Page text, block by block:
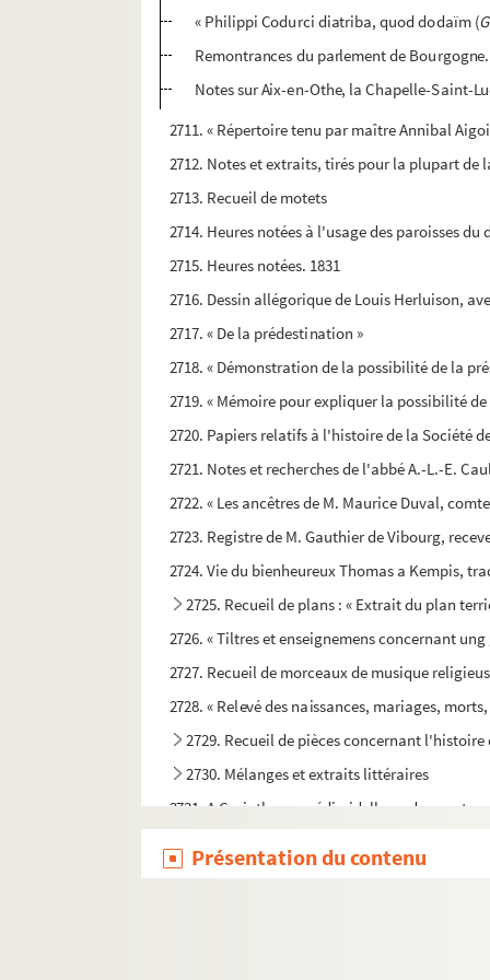
« Philippi Codurci diatriba, quod dodaïm (
Remontrances du parlement de
Notes sur Aix-en-Othe, la Chapelle-Saint-
2711. « Répertoire tenu par maître Annibal
2712. Notes et extraits, tirés pour la plupart de
2713. Recueil de motets
2714. Heures notées à l'usage des paroisses
2715. Heures notées. 1831
2716. Dessin allégorique de Louis Herluison,
2717. « De la prédestination »
2718. « Démonstration de la possibilité de la
2719. « Mémoire pour expliquer la possibilité
2720. Papiers relatifs à l'histoire de la Société
2721. Notes et recherches de l'abbé A.-L.-E.
2722. « Les ancêtres de M. Maurice Duval,
2723. Registre de M. Gauthier de Vibourg,
2724. Vie du bienheureux Thomas a Kempis,
2725. Recueil de plans : « Extrait du plan
2726. « Tiltres et enseignemens concernant
2727. Recueil de morceaux de musique
2728. « Relevé des naissances, mariages,
2729. Recueil de pièces concernant
2730. Mélanges et extraits littéraires
2731. A Corinthe, comédie-idylle en deux
2733. Recueil de huit actes originaux,
Présentation du contenu